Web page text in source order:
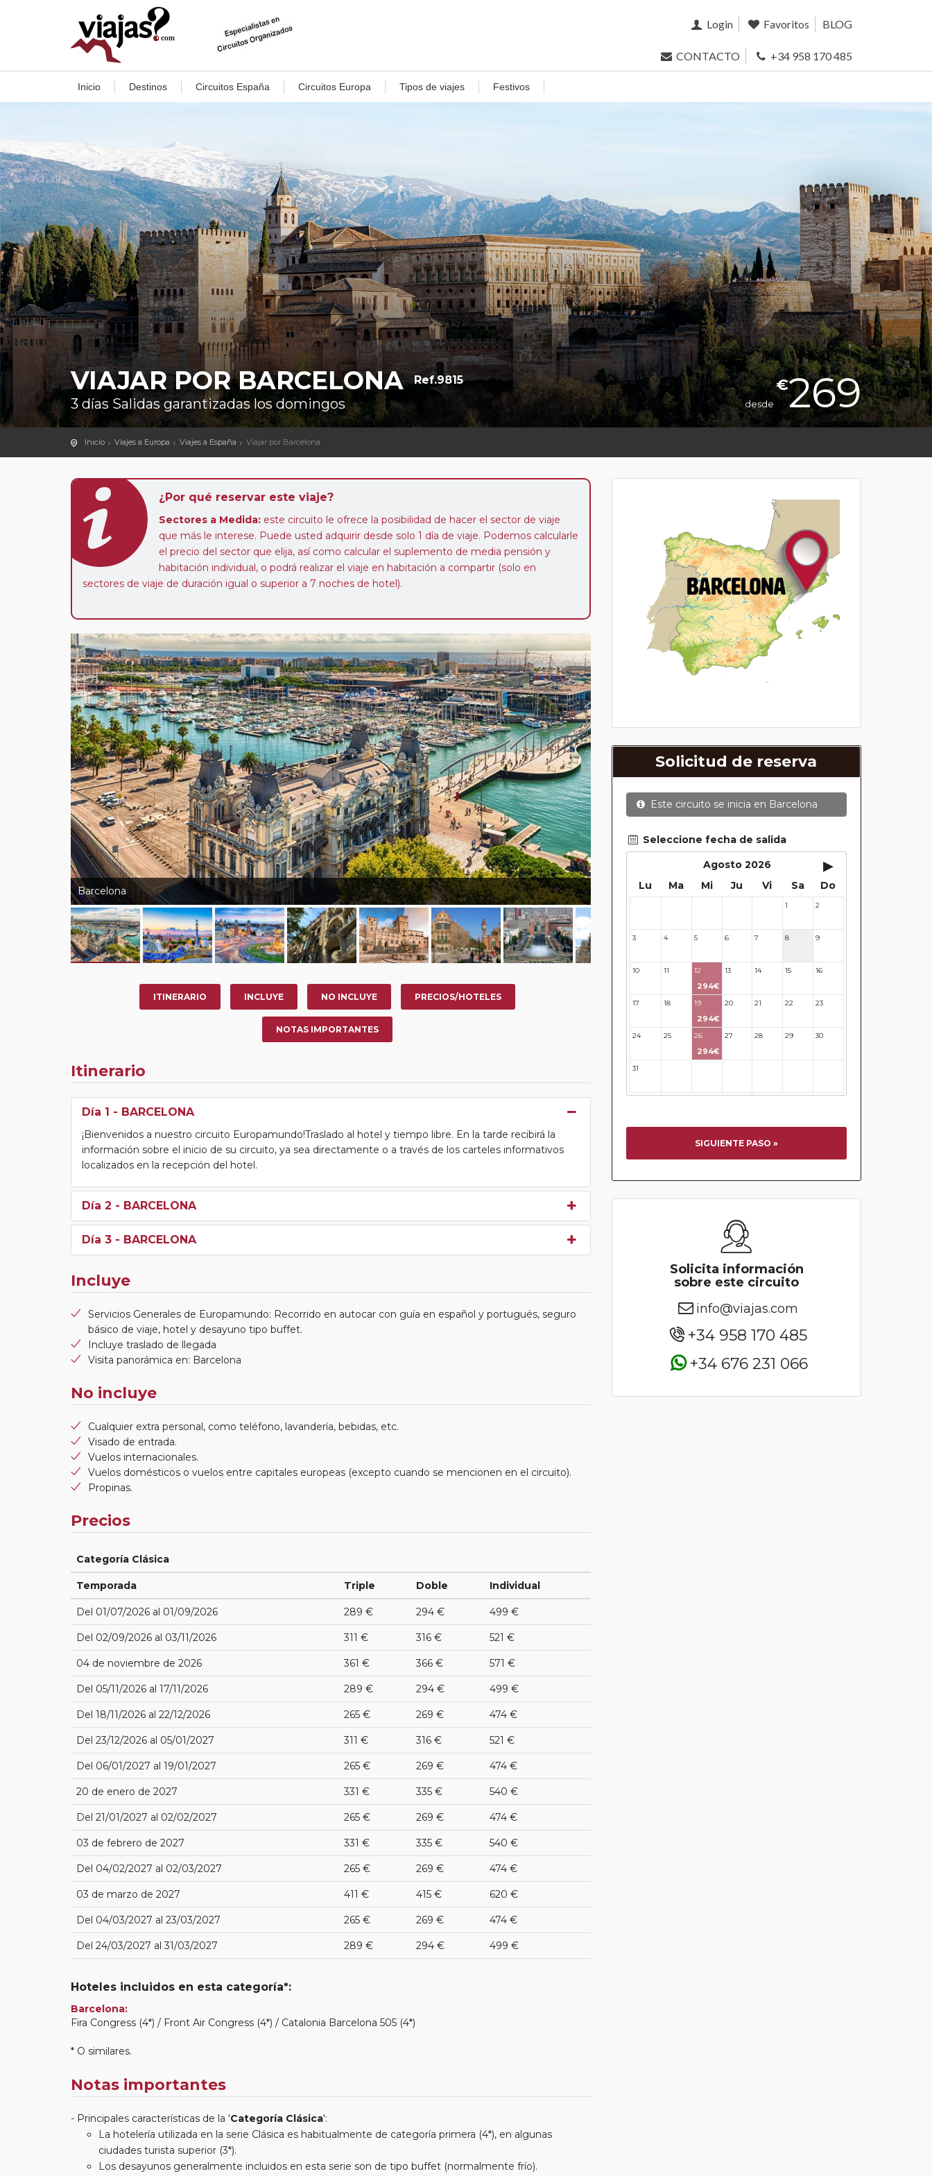
Login Favoritos BLOG
CONTACTO +34 958 170 485
Inicio Destinos Circuitos España Circuitos Europa Tipos de viajes Festivos
VIAJAR POR BARCELONA Ref.9815
3 días Salidas garantizadas los domingos desde
€269
Inicio Viajes a Europa Viajes a España Viajar por Barcelona
¿Por qué reservar este viaje?
Sectores a Medida: este circuito le ofrece la posibilidad de hacer el sector de viaje
que más le interese. Puede usted adquirir desde solo 1 día de viaje. Podemos calcularle
el precio del sector que elija, así como calcular el suplemento de media pensión y
habitación individual, o podrá realizar el viaje en habitación a compartir (solo en
sectores de viaje de duración igual o superior a 7 noches de hotel).
Barcelona
ITINERARIO INCLUYE NO INCLUYE PRECIOS/HOTELES
NOTAS IMPORTANTES
Itinerario
Día 1 - BARCELONA
¡Bienvenidos a nuestro circuito Europamundo!Traslado al hotel y tiempo libre. En la tarde recibirá la
información sobre el inicio de su circuito, ya sea directamente o a través de los carteles informativos
localizados en la recepción del hotel.
Día 2 - BARCELONA
Día 3 - BARCELONA
Incluye
Servicios Generales de Europamundo: Recorrido en autocar con guía en español y portugués, seguro
básico de viaje, hotel y desayuno tipo buffet.
Incluye traslado de llegada
Visita panorámica en: Barcelona
No incluye
Cualquier extra personal, como teléfono, lavandería, bebidas, etc.
Visado de entrada.
Vuelos internacionales.
Vuelos domésticos o vuelos entre capitales europeas (excepto cuando se mencionen en el circuito).
Propinas.
Precios
Categoría Clásica
Temporada Triple Doble Individual
Del 01/07/2026 al 01/09/2026 289 € 294 € 499 €
Del 02/09/2026 al 03/11/2026 311 € 316 € 521 €
04 de noviembre de 2026 361 € 366 € 571 €
Del 05/11/2026 al 17/11/2026 289 € 294 € 499 €
Del 18/11/2026 al 22/12/2026 265 € 269 € 474 €
Del 23/12/2026 al 05/01/2027 311 € 316 € 521 €
Del 06/01/2027 al 19/01/2027 265 € 269 € 474 €
20 de enero de 2027 331 € 335 € 540 €
Del 21/01/2027 al 02/02/2027 265 € 269 € 474 €
03 de febrero de 2027 331 € 335 € 540 €
Del 04/02/2027 al 02/03/2027 265 € 269 € 474 €
03 de marzo de 2027 411 € 415 € 620 €
Del 04/03/2027 al 23/03/2027 265 € 269 € 474 €
Del 24/03/2027 al 31/03/2027 289 € 294 € 499 €
Hoteles incluidos en esta categoría*:
Barcelona:
Fira Congress (4*) / Front Air Congress (4*) / Catalonia Barcelona 505 (4*)
* O similares.
Notas importantes
Principales características de la 'Categoría Clásica':
La hotelería utilizada en la serie Clásica es habitualmente de categoría primera (4*), en algunas
ciudades turista superior (3*).
Los desayunos generalmente incluidos en esta serie son de tipo buffet (normalmente frío).
Solicitud de reserva
Este circuito se inicia en Barcelona
Seleccione fecha de salida
Agosto 2026
▸
Lu Ma Mi Ju Vi Sa Do
1 2
3 4 5 6 7 8 9
10 11 12
294€
13 14 15 16
17 18 19
294€
20 21 22 23
24 25 26
294€
27 28 29 30
31
SIGUIENTE PASO »
Solicita información
sobre este circuito
info@viajas.com
+34 958 170 485
+34 676 231 066